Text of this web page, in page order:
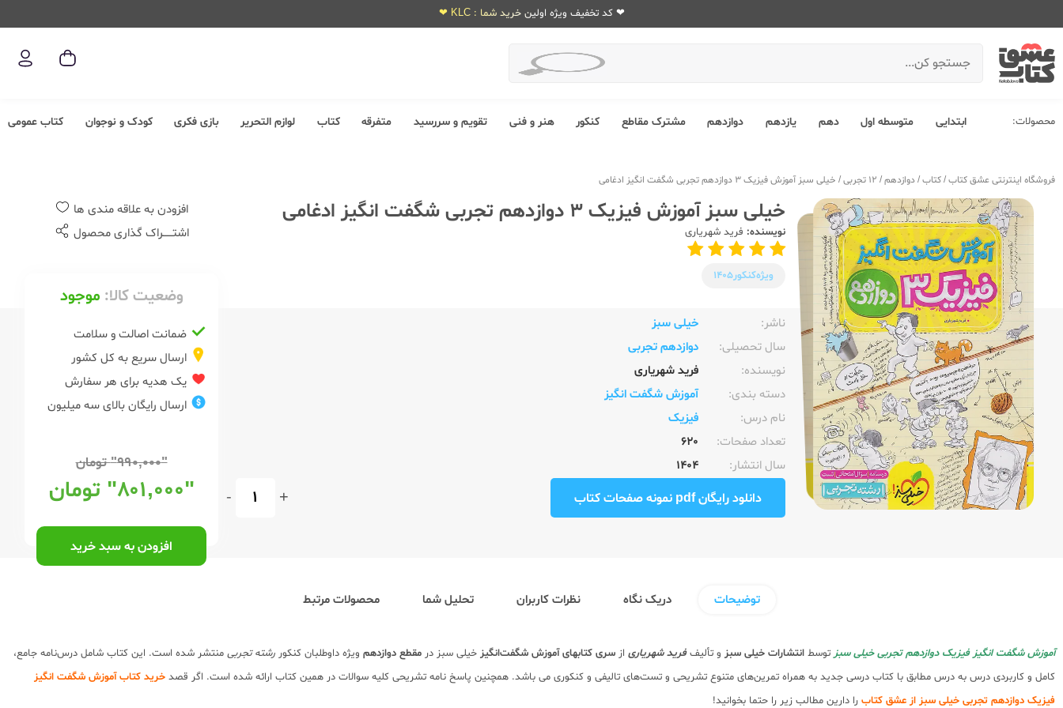
❤ کد تخفیف ویژه اولین خرید شما : KLC ❤
محصولات: ابتدایی متوسطه اول دهم یازدهم دوازدهم مشترک مقاطع کنکور هنر و فنی تقویم و سررسید متفرقه کتاب لوازم التحریر بازی فکری کودک و نوجوان کتاب عمومی
فروشگاه اینترنتی عشق کتاب/کتاب/دوازدهم/ 12 تجربی / خیلی سبز آموزش فیزیک 3 دوازدهم تجربی شگفت انگیز ادغامی
خیلی سبز آموزش فیزیک 3 دوازدهم تجربی شگفت انگیز ادغامی
نویسنده: فرید شهریاری
ویژه‌کنکور1405
ناشر:‌
خیلی سبز
سال تحصیلی:‌
دوازدهم تجربی
نویسنده:‌
فرید شهریاری
دسته بندی:
آموزش شگفت انگیز
نام درس:
فیزیک
تعداد صفحات:‌
620
سال انتشار:‌
1404
دانلود رایگان pdf نمونه صفحات کتاب +
-
افزودن به علاقه مندی ها
اشتــــــراک گذاری محصول
وضعیت کالا: موجود
ضمانت اصالت و سلامت
ارسال سریع به کل کشور
یک هدیه برای هر سفارش
ارسال رایگان بالای سه میلیون
"۹۹۰,۰۰۰" تومان
"۸۰۱,۰۰۰" تومان
افزودن به سبد خرید
توضیحات دریک نگاه نظرات کاربران تحلیل شما محصولات مرتبط
آموزش شگفت انگیز فیزیک دوازدهم تجربی خیلی سبزتوسط انتشارات خیلی سبز و تألیففرید شهریاری از سری کتابهای آموزش شگفت‌انگیز خیلی سبز در مقطع دوازدهم ویژه داوطلبان کنکور رشته تجربی منتشر شده است. این کتاب شامل درس‌نامه جامع،
کامل و کاربردی درس به درس مطابق با کتاب درسی جدید به همراه تمرین‌های متنوع تشریحی و تست‌های تالیفی و کنکوری می باشد. همچنین پاسخ نامه تشریحی کلیه سوالات در همین کتاب ارائه شده است. اگر قصد خرید کتاب آموزش شگفت انگیز
فیزیک دوازدهم تجربی خیلی سبز از عشق کتاب را دارین مطالب زیر را حتما بخوانید!